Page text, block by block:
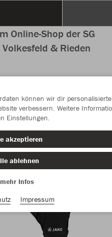
Online-Shop der SG
& Rieden
können wir dir personalisierte
verbessern. Weitere
Einstellungen.
akzeptieren
ablehnen
mehr Infos
Impressum